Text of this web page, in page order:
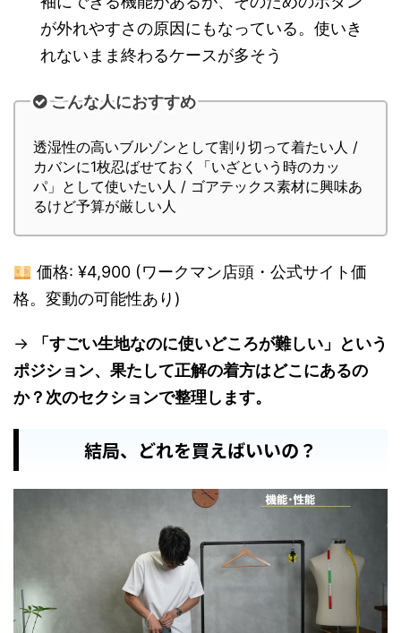
が外れやすさの原因にもなっている。使いき
れないまま終わるケースが多そう
こんな人におすすめ
透湿性の高いブルゾンとして割り切って着たい人 /
カバンに1枚忍ばせておく「いざという時のカッ
パ」として使いたい人 / ゴアテックス素材に興味あ
るけど予算が厳しい人
価格: ¥4,900 (ワークマン店頭・公式サイト価
格。変動の可能性あり)
→
「すごい生地なのに使いどころが難しい」という
ポジション、果たして正解の着方はどこにあるの
か？次のセクションで整理します。
結局、どれを買えばいいの？